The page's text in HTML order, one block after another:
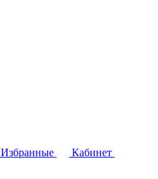
Избранные
Кабинет